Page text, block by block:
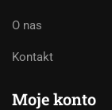
O nas
Kontakt
Moje konto